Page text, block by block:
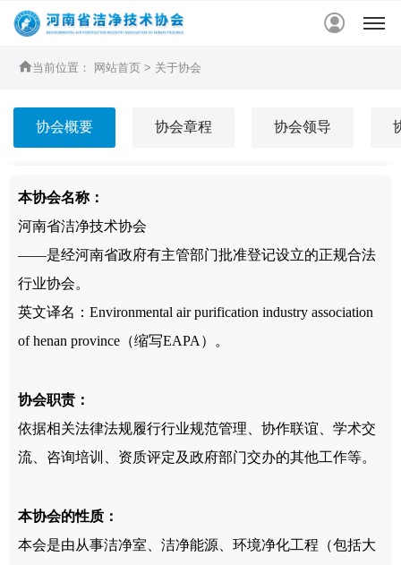

当前位置： 网站首页 > 关于协会
协会概要 协会章程 协会领导
本协会名称：
河南省洁净技术协会
——是经河南省政府有主管部门批准登记设立的正规合法
行业协会。
英文译名：Environmental air purification industry association
of henan province（缩写EAPA）。
协会职责 ：
依据相关法律法规履行行业规范管理、协作联谊、学术交
流、咨询培训、资质评定及政府部门交办的其他工作等。
本协会的性质 ：
本会是由从事洁净室、洁净能源、环境净化工程（包括大